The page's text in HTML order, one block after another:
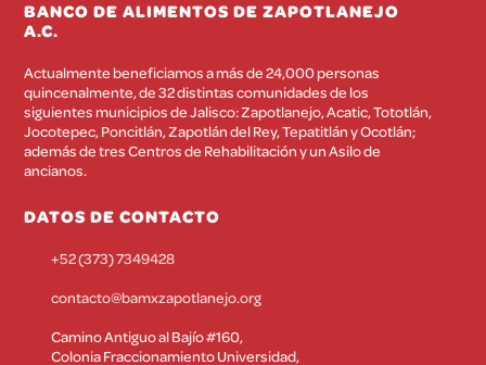
BANCO DE ALIMENTOS DE ZAPOTLANEJO
A.C.
Actualmente beneficiamos a más de 24,000 personas
quincenalmente, de 32 distintas comunidades de los
siguientes municipios de Jalisco: Zapotlanejo, Acatic, Tototlán,
Jocotepec, Poncitlán, Zapotlán del Rey, Tepatitlán y Ocotlán;
además de tres Centros de Rehabilitación y un Asilo de
ancianos.
DATOS DE CONTACTO
+52 (373) 7349428
contacto@bamxzapotlanejo.org
Camino Antiguo al Bajío #160,
Colonia Fraccionamiento Universidad,